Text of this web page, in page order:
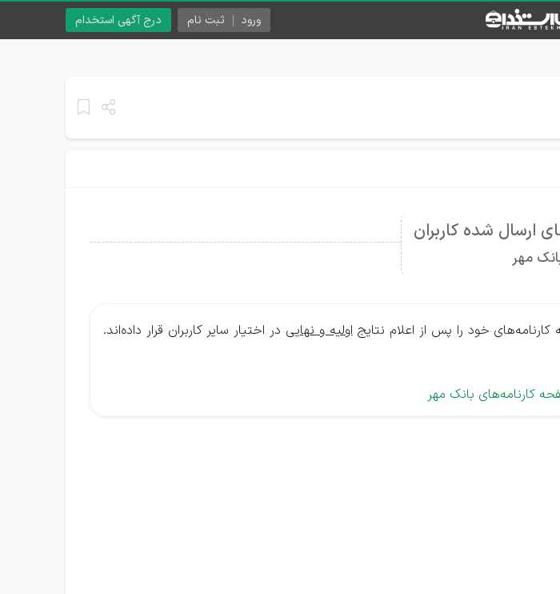
درج آگهی استخدام ورود ثبت نام
ارسال شده کاربران
مهر
کارنامه‌های خود را پس از اعلام نتایجاولیه و نهایی در اختیار سایر کاربران قرار داده‌اند.
کارنامه‌های بانک مهر